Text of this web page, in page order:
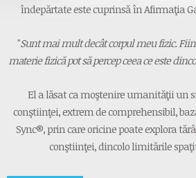
îndepărtate este cuprinsă în Afirmaţia
"Sunt mai mult decât corpul meu fizic.
materie fizică pot să percep ceea ce este
El a lăsat ca moştenire umanităţii un
conştiinţei, extrem de comprehensibil,
Sync®, prin care oricine poate explora
conştiinţei, dincolo limitările